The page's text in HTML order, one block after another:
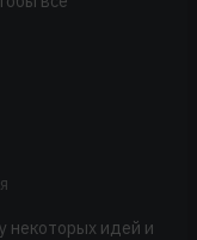
некоторых идей и